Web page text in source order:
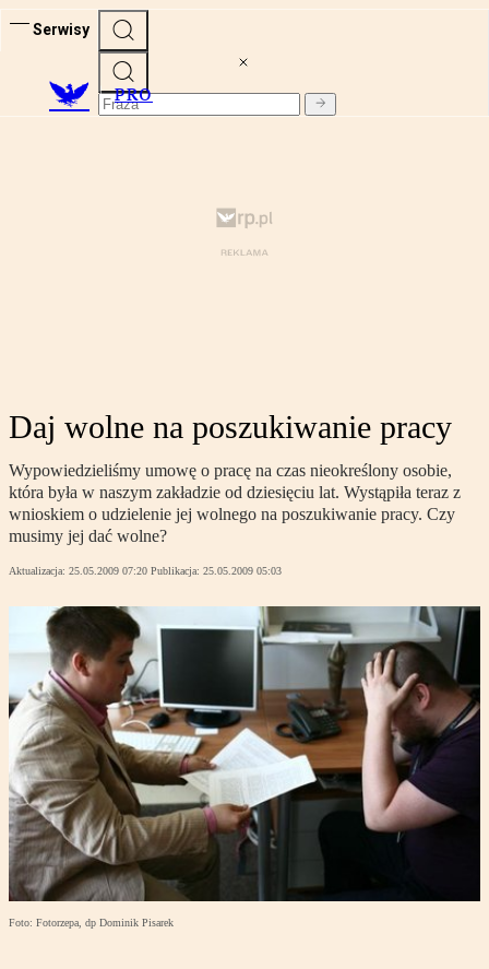
Serwisy
PRO
Daj wolne na poszukiwanie pracy
Wypowiedzieliśmy umowę o pracę na czas nieokreślony osobie,
która była w naszym zakładzie od dziesięciu lat. Wystąpiła teraz z
wnioskiem o udzielenie jej wolnego na poszukiwanie pracy. Czy
musimy jej dać wolne?
Aktualizacja: 25.05.2009 07:20 Publikacja: 25.05.2009 05:03
Foto: Fotorzepa, dp Dominik Pisarek